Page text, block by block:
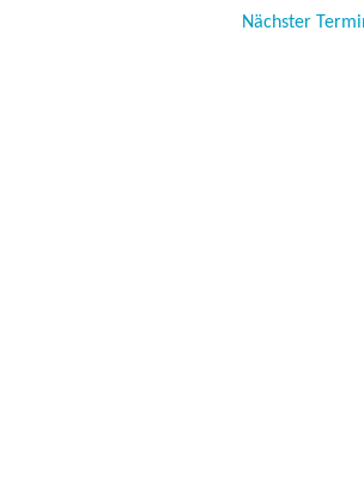
Nächster